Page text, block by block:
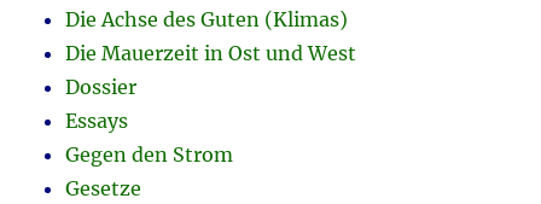
Die Achse des Guten (Klimas)
Die Mauerzeit in Ost und West
Dossier
Essays
Gegen den Strom
Gesetze